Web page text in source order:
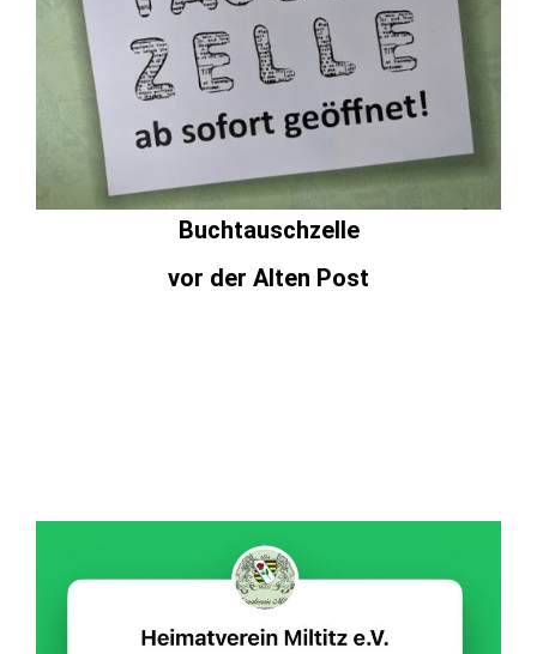
Buchtauschzelle
vor der Alten Post